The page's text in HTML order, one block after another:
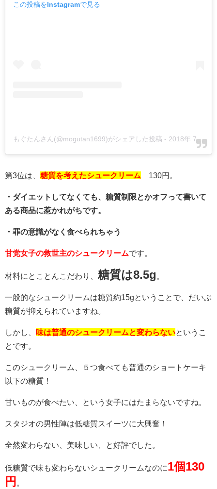
この投稿をInstagramで見る
もぐたんさん(@mogutan1699)がシェアした投稿 - 2018年 7月月17日午後10時45分PDT
第3位は、 糖質を考えたシュークリーム 130円。
・ダイエットしてなくても、糖質制限とかオフって書いて
ある商品に惹かれがちです。
・罪の意識がなく食べられちゃう
甘党女子の救世主のシュークリームです。
材料にとことんこだわり、 糖質は8.5g 。
一般的なシュークリームは糖質約15gということで、だいぶ
糖質が抑えられていますね。
しかし、 味は普通のシュークリームと変わらないというこ
とです。
このシュークリーム、５つ食べても普通のショートケーキ
以下の糖質！
甘いものが食べたい、という女子にはたまらないですね。
スタジオの男性陣は低糖質スイーツに大興奮！
全然変わらない、美味しい、と好評でした。
低糖質で味も変わらないシュークリームなのに1個130
円 。